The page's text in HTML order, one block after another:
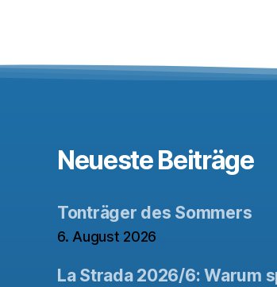
Neueste Beiträge
Tonträger des Sommers
6. August 2026
La Strada 2026/6: Warum